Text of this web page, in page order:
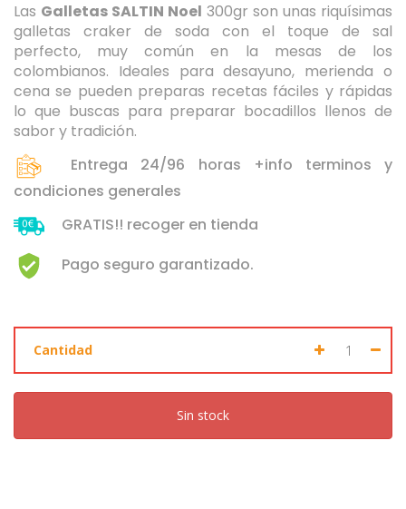
Las Galletas SALTIN Noel 300gr son unas riquísimas
galletas craker de soda con el toque de sal
perfecto, muy común en la mesas de los
colombianos. Ideales para desayuno, merienda o
cena se pueden preparas recetas fáciles y rápidas
lo que buscas para preparar bocadillos llenos de
sabor y tradición.
Entrega 24/96 horas +info terminos y
condiciones generales
GRATIS!! recoger en tienda
Pago seguro garantizado.
Cantidad
Sin stock